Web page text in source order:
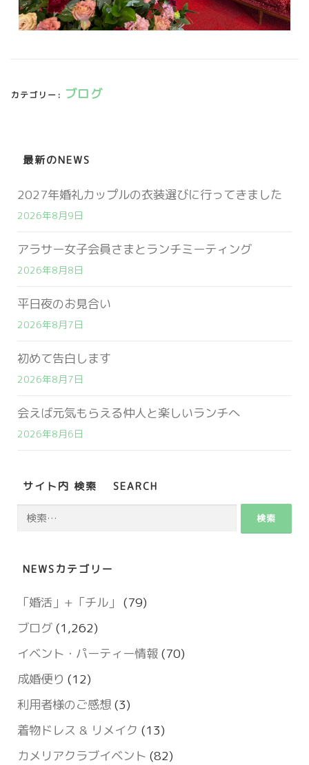
カテゴリー: ブログ
最新のNEWS
2027年婚礼カップルの衣装選びに行ってきました
2026年8月9日
アラサー女子会員さまとランチミーティング
2026年8月8日
平日夜のお見合い
2026年8月7日
初めて告白します
2026年8月7日
会えば元気もらえる仲人と楽しいランチへ
2026年8月6日
サイト内 検索 SEARCH
検
NEWSカテゴリー
「婚活」+「チル」 (79)
ブログ (1,262)
イベント・パーティー情報 (70)
成婚便り (12)
利用者様のご感想 (3)
着物ドレス & リメイク (13)
カメリアクラブイベント (82)